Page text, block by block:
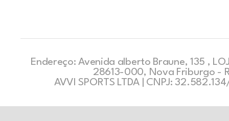
Endereço: Avenida alberto Braune, 135 ,
28613-000, Nova Friburgo -
AVVI SPORTS LTDA | CNPJ: